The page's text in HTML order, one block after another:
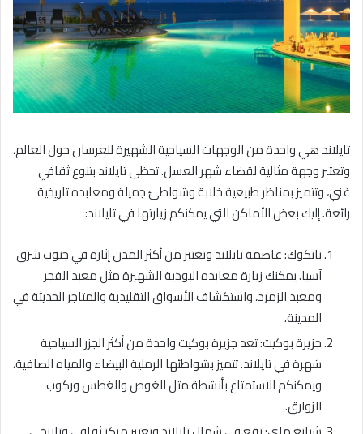
تايلاند هي واحدة من الوجهات السياحية الشهيرة للعرسان حول العالم،
وتعتبر وجهة مثالية لقضاء شهر العسل. تحظى تايلاند بتنوع ثقافي
غني، وتتميز بمناظر طبيعية خلابة وشواطئ جميلة ومعابده تاريخية
رائعة. إليك بعض الأماكن التي يمكنكم زيارتها في تايلاند:
بانكوك: عاصمة تايلاند وتعتبر من أكثر المدن إثارة في جنوب شرق
آسيا. يمكنك زيارة معابده البوذية الشهيرة مثل معبد الفجر
ومعبد الزمرد، واستكشاف الأسواق التقليدية والمتاجر الحديثة في
المدينة.
جزيرة بوكيت: تعد جزيرة بوكيت واحدة من أكثر الجزر السياحية
شهرة في تايلاند. تتميز بشواطئها الرملية البيضاء والمياه الصافية،
ويمكنكم الاستمتاع بأنشطة مثل الغوص والغطس وركوب
الزوارق.